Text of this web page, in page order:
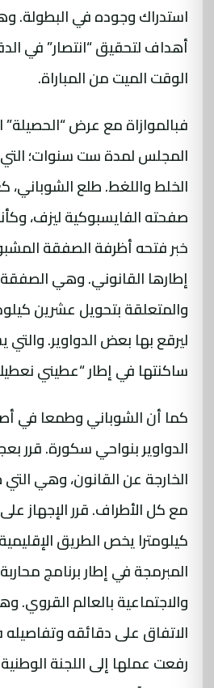
استدراك وجوده في البطولة.
أهداف لتحقيق “انتصار” في
الوقت الميت من المباراة.
فبالموازاة مع عرض
المجلسلمدة ست سنوات؛ التي
الخلط واللغط. طلع الشوباني،
صفحته الفايسبوكية ليزف،
خبر فتحه أظرفة الصفقة
ليرقع بها بعضالدواوير.
ساكنتها في إطار “عطيني
كما أن الشوباني وطمعا في
الدواوير بنواحي سكورة. قرر
الخارجة عن القانون، وهي
مع كل الأطراف. قرر الإجهاز
المبرمجة في إطار برنامج
والاجتماعية بالعالم القروي.
الاتفاق على دقائقه
رفعت عملها إلى اللجنة